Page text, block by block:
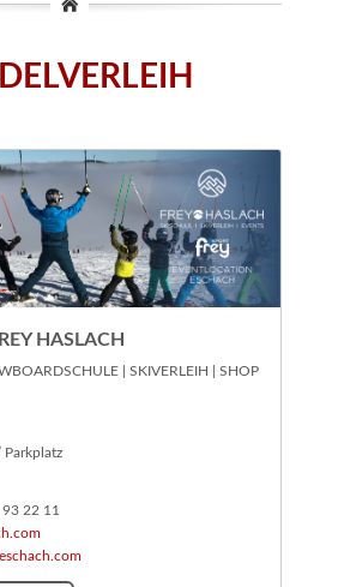
HASLACH
| SKIVERLEIH | SHOP
Parkplatz
22 11